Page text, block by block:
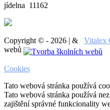
jídelna 11162
Copyright © - 2026 | & Vitalex
webů
Cookies
Tato webová stránka používá
Tato webová stránka používá
zajištění správné funkcionality